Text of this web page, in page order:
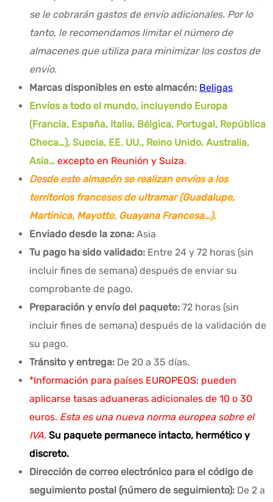
se le cobrarán gastos de envío adicionales. Por lo
tanto, le recomendamos limitar el número de
almacenes que utiliza para minimizar los costos de
envío.
Marcas disponibles en este almacén: Beligas
Envíos a todo el mundo, incluyendo Europa
(Francia, España, Italia, Bélgica, Portugal, República
Checa…), Suecia, EE. UU., Reino Unido, Australia,
Asia… excepto en Reunión y Suiza.
Desde este almacén se realizan envíos a los
territorios franceses de ultramar (Guadalupe,
Martinica, Mayotte, Guayana Francesa…).
Enviado desde la zona: Asia
Tu pago ha sido validado: Entre 24 y 72 horas (sin
incluir fines de semana) después de enviar su
comprobante de pago.
Preparación y envío del paquete: 72 horas (sin
incluir fines de semana) después de la validación de
su pago.
Tránsito y entrega: De 20 a 35 días.
*Información para países EUROPEOS: pueden
aplicarse tasas aduaneras adicionales de 10 o 30
euros. Esta es una nueva norma europea sobre el
IVA. Su paquete permanece intacto, hermético y
discreto.
Dirección de correo electrónico para el código de
seguimiento postal (número de seguimiento): De 2 a